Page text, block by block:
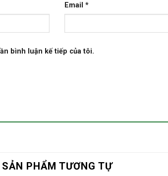
Email *
bình luận kế tiếp của tôi.
SẢN PHẨM TƯƠNG TỰ